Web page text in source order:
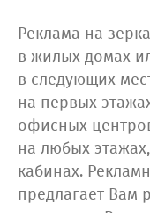
Реклама на
в жилых домах
в следующих
на первых
офисных
на любых
кабинах.
предлагает Вам